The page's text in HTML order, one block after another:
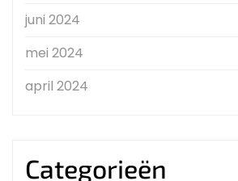
juni 2024
mei 2024
april 2024
Categorieën